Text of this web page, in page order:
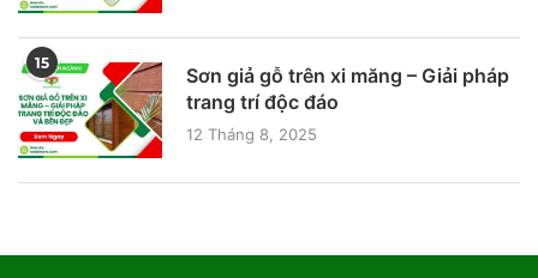
15
Sơn giả gỗ trên xi măng – Giải pháp
trang trí độc đáo
12 Tháng 8, 2025